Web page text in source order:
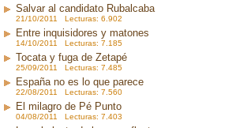
Salvar al candidato Rubalcaba
21/10/2011 Lecturas: 6.902
Entre inquisidores y matones
14/10/2011 Lecturas: 7.185
Tocata y fuga de Zetapé
25/09/2011 Lecturas: 7.485
España no es lo que parece
22/08/2011 Lecturas: 7.560
El milagro de Pé Punto
04/08/2011 Lecturas: 7.403